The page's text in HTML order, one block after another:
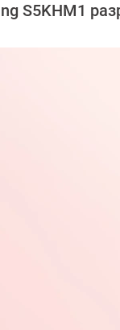
S5KHM1